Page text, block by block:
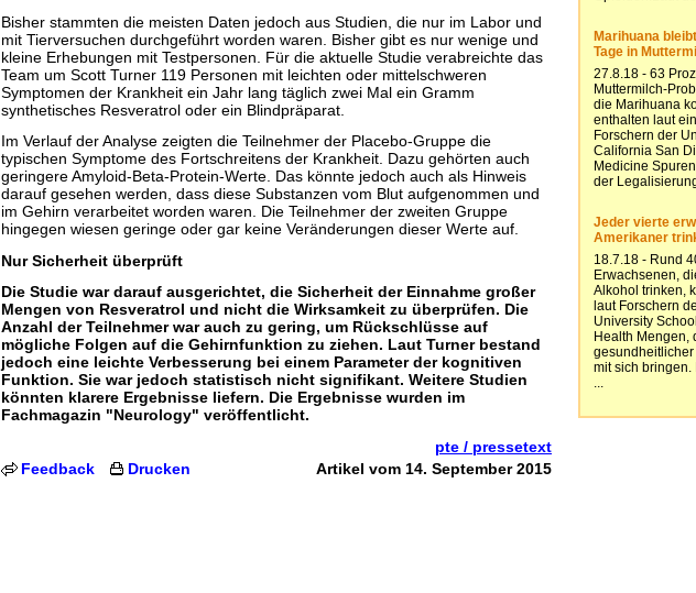
Bisher stammten die meisten Daten jedoch aus Studien, die nur im Labor und
mit Tierversuchen durchgeführt worden waren. Bisher gibt es nur wenige und
kleine Erhebungen mit Testpersonen. Für die aktuelle Studie verabreichte das
Team um Scott Turner 119 Personen mit leichten oder mittelschweren
Symptomen der Krankheit ein Jahr lang täglich zwei Mal ein Gramm
synthetisches Resveratrol oder ein Blindpräparat.
Im Verlauf der Analyse zeigten die Teilnehmer der Placebo-Gruppe die
typischen Symptome des Fortschreitens der Krankheit. Dazu gehörten auch
geringere Amyloid-Beta-Protein-Werte. Das könnte jedoch auch als Hinweis
darauf gesehen werden, dass diese Substanzen vom Blut aufgenommen und
im Gehirn verarbeitet worden waren. Die Teilnehmer der zweiten Gruppe
hingegen wiesen geringe oder gar keine Veränderungen dieser Werte auf.
Nur Sicherheit überprüft
Die Studie war darauf ausgerichtet, die Sicherheit der Einnahme großer
Mengen von Resveratrol und nicht die Wirksamkeit zu überprüfen. Die
Anzahl der Teilnehmer war auch zu gering, um Rückschlüsse auf
mögliche Folgen auf die Gehirnfunktion zu ziehen. Laut Turner bestand
jedoch eine leichte Verbesserung bei einem Parameter der kognitiven
Funktion. Sie war jedoch statistisch nicht signifikant. Weitere Studien
könnten klarere Ergebnisse liefern. Die Ergebnisse wurden im
Fachmagazin "Neurology" veröffentlicht.
pte / pressetext
Artikel vom 14. September 2015
Feedback Drucken